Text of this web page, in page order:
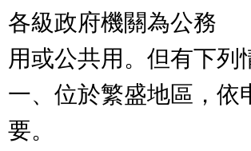
各級政府機關為公務
用或公共用。但有下
一、位於繁盛地區，依
要。